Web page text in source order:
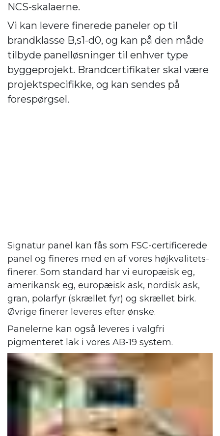
NCS-skalaerne.
Vi kan levere finerede paneler op til
brandklasse B,s1-d0, og kan på den måde
tilbyde panelløsninger til enhver type
byggeprojekt. Brandcertifikater skal være
projektspecifikke, og kan sendes på
forespørgsel.
Signatur panel kan fås som FSC-certificerede
panel og fineres med en af vores højkvalitets-
finerer. Som standard har vi europæisk eg,
amerikansk eg, europæisk ask, nordisk ask,
gran, polarfyr (skrællet fyr) og skrællet birk.
Øvrige finerer leveres efter ønske.
Panelerne kan også leveres i valgfri
pigmenteret lak i vores AB-19 system.